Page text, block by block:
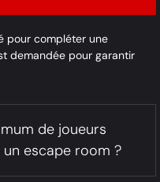
pour compléter une
demandée pour garantir
de joueurs
escape room ?